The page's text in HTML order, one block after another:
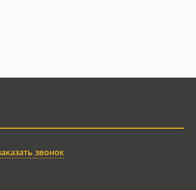
звонок